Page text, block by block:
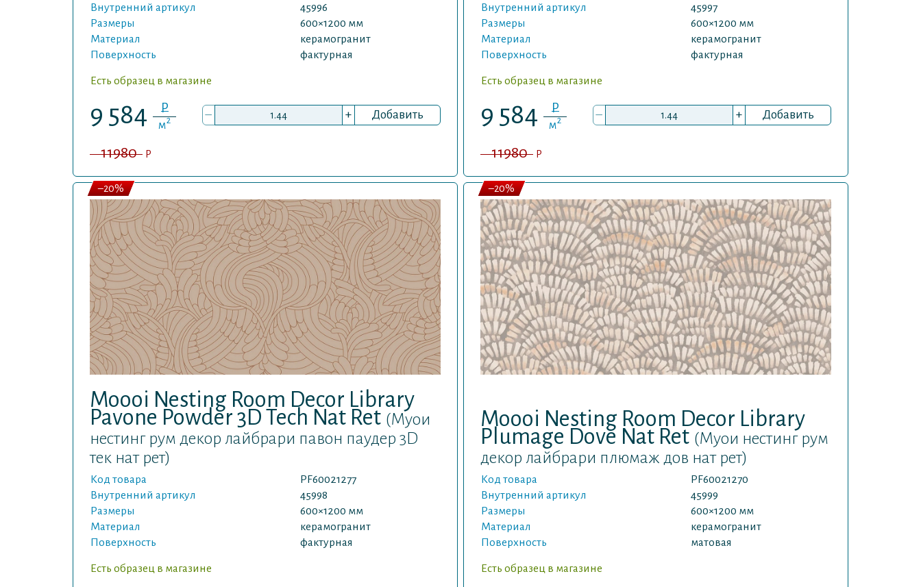
Внутренний артикул
45996
Размеры
600×1200 мм
Материал
керамогранит
Поверхность
фактурная
Есть образец в магазине
9 584 P
м2 – + Добавить
11980 P
Внутренний артикул
45997
Размеры
600×1200 мм
Материал
керамогранит
Поверхность
фактурная
Есть образец в магазине
9 584 P
м2 – + Добавить
11980 P
Moooi Nesting Room Decor Library
Pavone Powder 3D Tech Nat Ret (Муои
нестинг рум декор лайбрари павон паудер 3D
тек нат рет)
Код товара
PF60021277
Внутренний артикул
45998
Размеры
600×1200 мм
Материал
керамогранит
Поверхность
фактурная
Есть образец в магазине
–20%
Moooi Nesting Room Decor Library
Plumage Dove Nat Ret (Муои нестинг рум
декор лайбрари плюмаж дов нат рет)
Код товара
PF60021270
Внутренний артикул
45999
Размеры
600×1200 мм
Материал
керамогранит
Поверхность
матовая
Есть образец в магазине
–20%